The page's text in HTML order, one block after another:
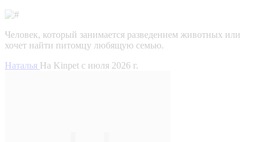
Человек, который занимается разведением животных или
хочет найти питомцу любящую семью.
Наталья На Kinpet c июля 2026 г.